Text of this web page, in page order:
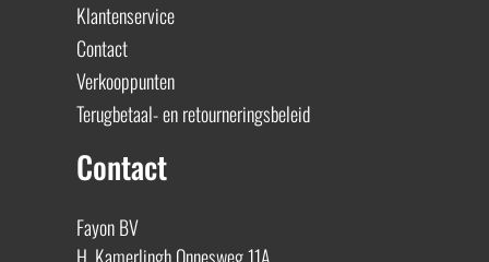
Klantenservice
Contact
Verkooppunten
Terugbetaal- en retourneringsbeleid
Contact
Fayon BV